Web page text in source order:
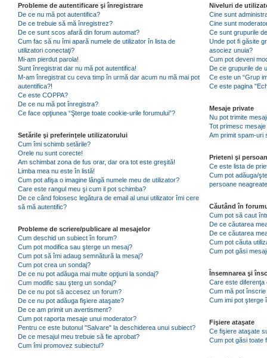
Probleme de autentificare şi înregistrare
De ce nu mă pot autentifica?
De ce trebuie să mă înregistrez?
De ce sunt scos afară din forum automat?
Cum fac să nu îmi apară numele de utilizator în lista de
utilizatori conectaţi?
Mi-am pierdut parola!
Sunt înregistrat dar nu mă pot autentifica!
M-am înregistrat cu ceva timp în urmă dar acum nu mă mai pot
autentifica?!
Ce este COPPA?
De ce nu mă pot înregistra?
Ce face opţiunea “Şterge toate cookie-urile forumului”?
Setările şi preferinţele utilizatorului
Cum îmi schimb setările?
Orele nu sunt corecte!
Am schimbat zona de fus orar, dar ora tot este greşită!
Limba mea nu este în listă!
Cum pot afişa o imagine lângă numele meu de utilizator?
Care este rangul meu şi cum il pot schimba?
De ce când folosesc legătura de email al unui utilizator îmi cere
să mă autentific?
Probleme de scriere/publicare al mesajelor
Cum deschid un subiect în forum?
Cum pot modifica sau şterge un mesaj?
Cum pot să îmi adaug semnătură la mesaj?
Cum pot crea un sondaj?
De ce nu pot adăuga mai multe opţiuni la sondaj?
Cum modific sau şterg un sondaj?
De ce nu pot să accesez un forum?
De ce nu pot adăuga fişiere ataşate?
De ce am primit un avertisment?
Cum pot raporta mesaje unui moderator?
Pentru ce este butonul "Salvare" la deschiderea unui subiect?
De ce mesajul meu trebuie să fie aprobat?
Cum îmi promovez subiectul?
Niveluri de
Cine sunt
Cine sunt
Ce sunt grupurile
Unde pot fi găsite
asociez unuia?
Cum pot deveni
De ce grupurile de
Ce este un “Grup
Ce este pagina
Mesaje private
Nu pot trimite
Tot primesc
Am primit spam-uri
Prieteni şi
Ce este lista de
Cum pot adăuga/
persoane
Căutând în
Cum pot să caut
De ce căutarea
De ce căutarea
Cum pot căuta
Cum pot găsi
Însemnarea şi
Care este
Cum mă pot
Cum imi pot şterge
Fişiere ataşate
Ce fişiere ataşate
Cum pot găsi toate